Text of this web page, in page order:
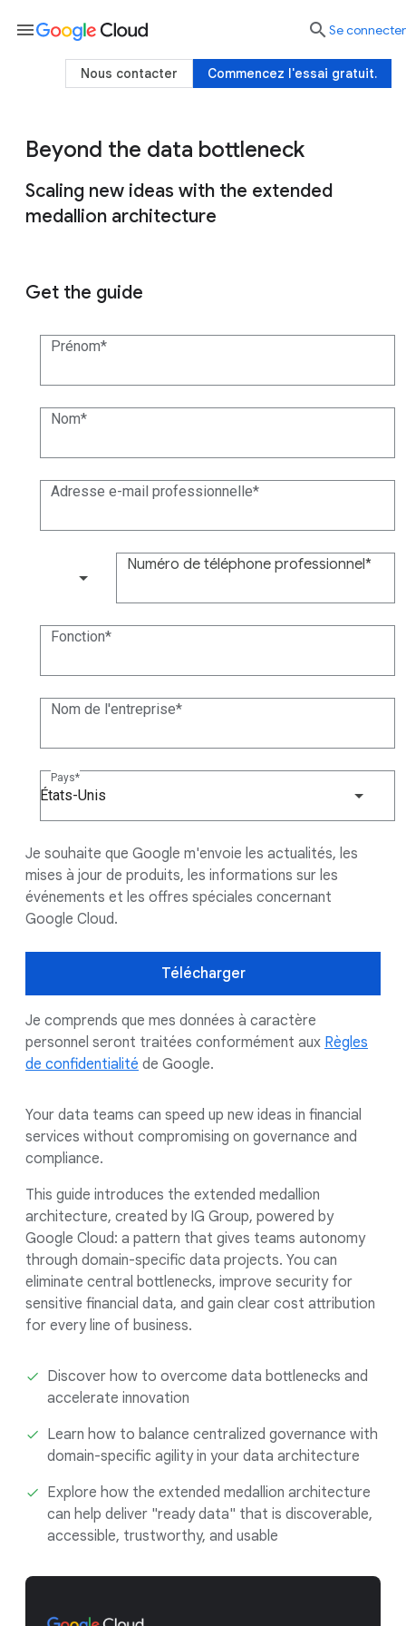
Beyond the data bottleneck
Scaling new ideas with the extended
medallion architecture
Get the guide
Prénom
Nom
Adresse e-mail professionnelle
Numéro de téléphone professionnel
Fonction
Nom de l'entreprise
Pays
États-Unis
Je souhaite que Google m'envoie les actualités, les
mises à jour de produits, les informations sur les
événements et les offres spéciales concernant
Google Cloud.
Télécharger
Je comprends que mes données à caractère
personnel seront traitées conformément aux Règles
de confidentialité de Google.
Your data teams can speed up new ideas in financial
services without compromising on governance and
compliance.
This guide introduces the extended medallion
architecture, created by IG Group, powered by
Google Cloud: a pattern that gives teams autonomy
through domain-specific data projects. You can
eliminate central bottlenecks, improve security for
sensitive financial data, and gain clear cost attribution
for every line of business.
Discover how to overcome data bottlenecks and
accelerate innovation
Learn how to balance centralized governance with
domain-specific agility in your data architecture
Explore how the extended medallion architecture
can help deliver "ready data" that is discoverable,
accessible, trustworthy, and usable
menu  Se connecter
Commencez l'essai gratuit.
Nous contacter